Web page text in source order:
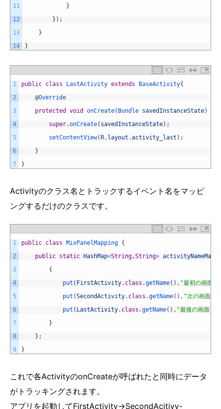
11
12
13
14
}
} ) ;
}
}
1
2
3
4
5
6
7
public class LastActivity extends BaseActivity{
@Override
protected
void onCreate( Bundle savedInstanceState)
super.onCreate( savedInstanceState) ;
setContentView(R. layout .activity_last ) ;
}
}
Activityのクラス名とトラックするイベント名をマッピ
ングするだけのクラスです。
1
2
3
4
5
6
7
8
9
public class MixPanelMapping {
public static HashMap<String ,String> activityNameMap
{
put ( FirstActivity. class .getName( ) , "最初の画面"
put (SecondActivity. class .getName( ) , "次の画面"
put ( LastActivity. class .getName( ) , "最後の画面"
}
} ;
}
これで各ActivityのonCreateが呼ばれたと同時にデータ
がトラッキングされます。
アプリを起動してFirstActivity->SecondAcitivy-